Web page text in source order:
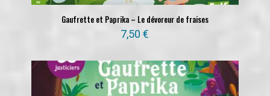
Gaufrette et Paprika – Le dévoreur de fraises
7,50€